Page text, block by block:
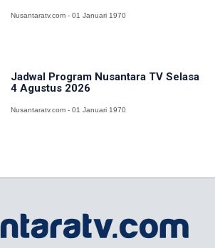
Nusantaratv.com - 01 Januari 1970
Jadwal Program Nusantara TV Selasa
4 Agustus 2026
Nusantaratv.com - 01 Januari 1970